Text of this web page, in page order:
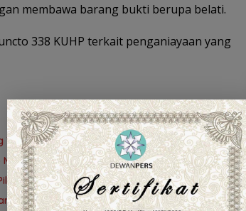
membawa barang bukti berupa belati.
338 KUHP terkait penganiayaan yang
Tuntas 90 Persen dalam Dua Bulan
Restorative Justice
Travel Umrah